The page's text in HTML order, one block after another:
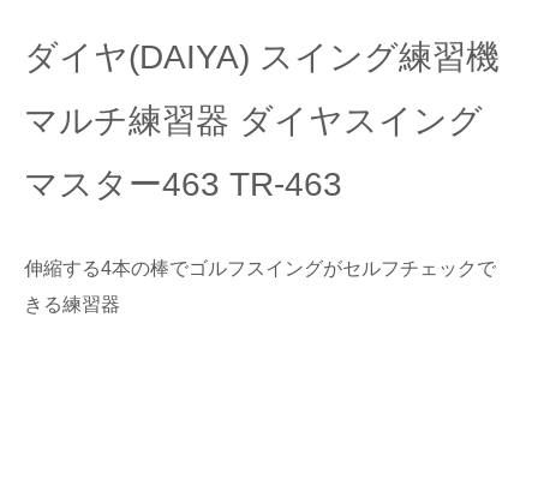
ダイヤ(DAIYA) スイング練習機
マルチ練習器 ダイヤスイング
マスター463 TR-463
伸縮する4本の棒でゴルフスイングがセルフチェックで
きる練習器